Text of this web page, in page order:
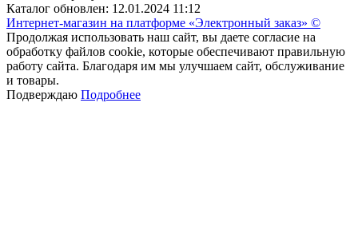
Каталог обновлен: 12.01.2024 11:12
Интернет-магазин на платформе «Электронный заказ» ©
Продолжая использовать наш сайт, вы даете согласие на
обработку файлов cookie, которые обеспечивают правильную
работу сайта. Благодаря им мы улучшаем сайт, обслуживание
и товары.
Подверждаю Подробнее